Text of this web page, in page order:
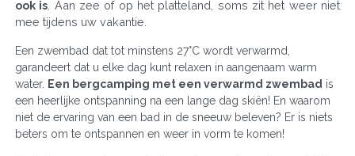
ook is . Aan zee of op het platteland, soms zit het weer niet
mee tijdens uw vakantie.
Een zwembad dat tot minstens 27°C wordt verwarmd,
garandeert dat u elke dag kunt relaxen in aangenaam warm
water. Een bergcamping met een verwarmd zwembad is
een heerlijke ontspanning na een lange dag skiën! En waarom
niet de ervaring van een bad in de sneeuw beleven? Er is niets
beters om te ontspannen en weer in vorm te komen!